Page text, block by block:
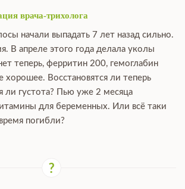
врача-трихолога
начали выпадать 7 лет назад сильно.
В апреле этого года делала уколы
теперь, ферритин 200, гемоглабин
Восстановятся ли теперь
ли густота? Пью уже 2 месяца
для беременных. Или всё таки
погибли?